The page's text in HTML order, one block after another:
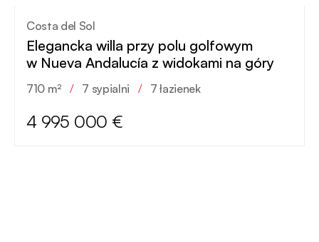
Costa del Sol
Elegancka willa przy polu golfowym
w Nueva Andalucía z widokami na góry
710 m² / 7 sypialni / 7 łazienek
4 995 000 €